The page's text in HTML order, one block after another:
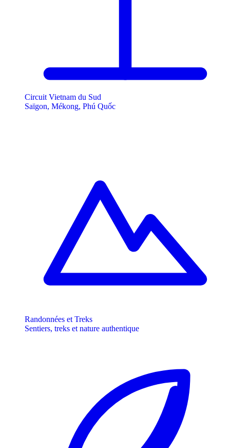
Circuit Vietnam du Sud
Saïgon, Mékong, Phú Quốc
Randonnées et Treks
Sentiers, treks et nature authentique